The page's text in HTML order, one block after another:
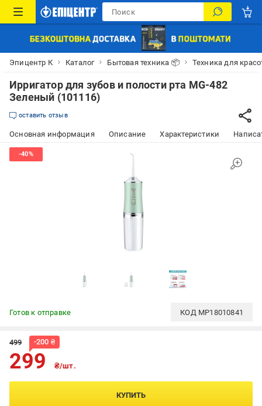
Эпицентр К Каталог Бытовая техника 📦 Техника для
Ирригатор для зубов и полости рта MG-482
Зеленый (101116)
оставить отзыв
Основная информация Описание Характеристики
Готов к отправке КОД MP18010841
499 -200 ₴
299 ₴/шт.
КУПИТЬ